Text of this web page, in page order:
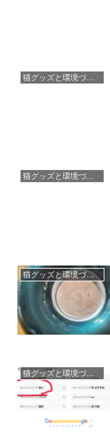
猫グッズと環境づくり
猫グッズと環境づくり
猫グッズと環境づくり
猫グッズと環境づくり